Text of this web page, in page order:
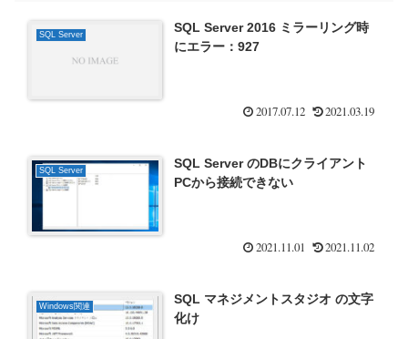
SQL Server
SQL Server 2016 ミラーリング時
にエラー：927
2017.07.12 2021.03.19
SQL Server
SQL Server のDBにクライアント
PCから接続できない
2021.11.01 2021.11.02
Windows関連
SQL マネジメントスタジオ の文字
化け